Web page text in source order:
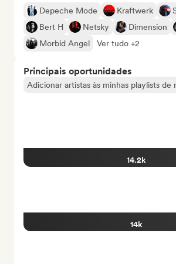
Depeche Mode Kraftwerk
Bert H
Netsky Dimension
Morbid Angel
Ver tudo +2
Principais oportunidades
Adicionar artistas às minhas playlists de
14.2k
14k